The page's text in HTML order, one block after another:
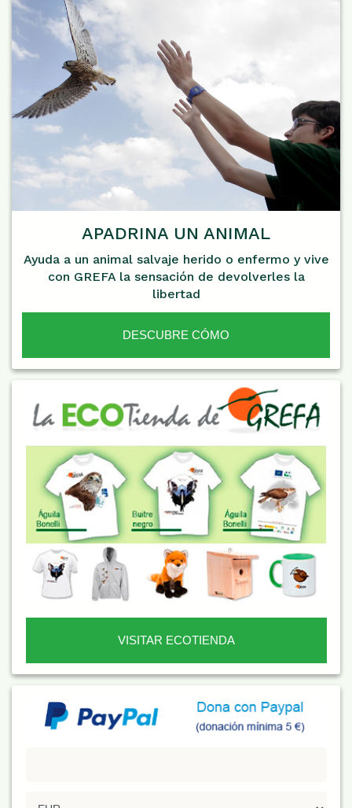
APADRINA UN ANIMAL
Ayuda a un animal salvaje herido o enfermo y vive
con GREFA la sensación de devolverles la
libertad
DESCUBRE CÓMO
VISITAR ECOTIENDA